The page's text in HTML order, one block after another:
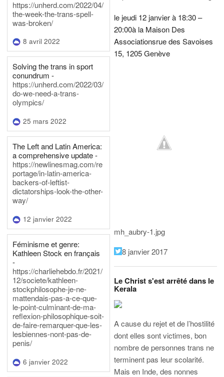
https://unherd.com/2022/04/
the-week-the-trans-spell-
was-broken/
8 avril 2022
Solving the trans in sport
conundrum -
https://unherd.com/2022/03/
do-we-need-a-trans-
olympics/
25 mars 2022
The Left and Latin America:
a comprehensive update -
https://newlinesmag.com/re
portage/in-latin-america-
backers-of-leftist-
dictatorships-look-the-other-
way/
12 janvier 2022
Féminisme et genre:
Kathleen Stock en français
-
https://charliehebdo.fr/2021/
12/societe/kathleen-
stockphilosophe-je-ne-
mattendais-pas-a-ce-que-
le-point-culminant-de-ma-
reflexion-philosophique-soit-
de-faire-remarquer-que-les-
lesbiennes-nont-pas-de-
penis/
6 janvier 2022
le jeudi 12 janvier à 18:30 –
20:00à la Maison Des
Associationsrue des Savoises
15, 1205 Genève
mh_aubry-1.jpg
8 janvier 2017
Le Christ s'est arrêté dans le
Kerala
A cause du rejet et de l’hostilité
dont elles sont victimes, bon
nombre de personnes trans ne
terminent pas leur scolarité.
Mais en Inde, des nonnes